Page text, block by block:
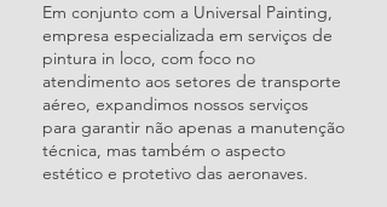
Em conjunto com a Universal Painting,
empresa especializada em serviços de
pintura in loco, com foco no
atendimento aos setores de transporte
aéreo, expandimos nossos serviços
para garantir não apenas a manutenção
técnica, mas também o aspecto
estético e protetivo das aeronaves.